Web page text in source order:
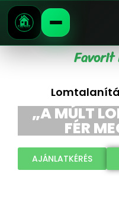
Favorit
„A MÚLT
FÉR
AJÁNLATKÉRÉS